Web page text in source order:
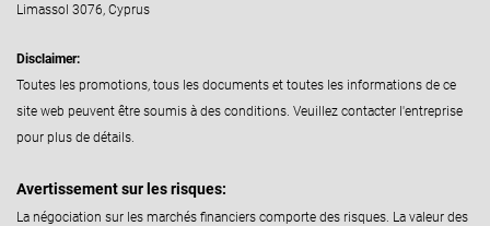
Limassol 3076, Cyprus
Disclaimer:
Toutes les promotions, tous les documents et toutes les informations de ce
site web peuvent être soumis à des conditions. Veuillez contacter l'entreprise
pour plus de détails.
Avertissement sur les risques:
La négociation sur les marchés financiers comporte des risques. La valeur des